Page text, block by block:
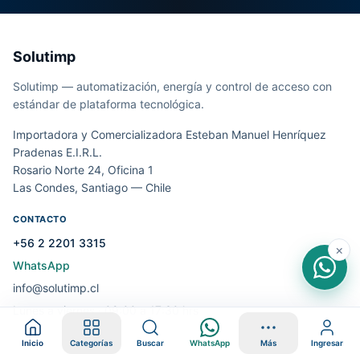
Solutimp
Solutimp — automatización, energía y control de acceso con
estándar de plataforma tecnológica.
Importadora y Comercializadora Esteban Manuel Henríquez
Pradenas E.I.R.L.
Rosario Norte 24, Oficina 1
Las Condes, Santiago — Chile
CONTACTO
+56 2 2201 3315
WhatsApp
info@solutimp.cl
Lunes a viernes · 09:00 a 17:30 hrs
×
Inicio Categorías Buscar WhatsApp Más Ingresar